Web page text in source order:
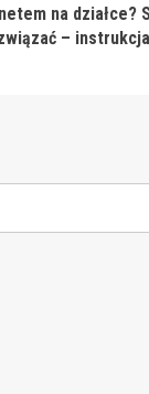
na działce?
–